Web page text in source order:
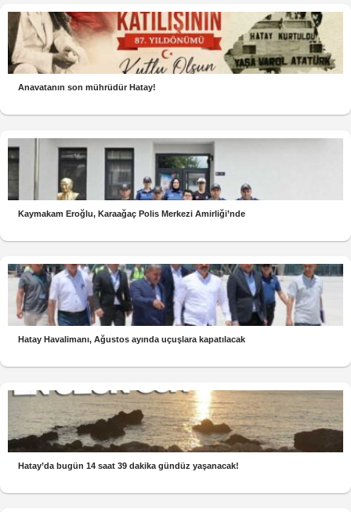
Anavatanın son mührüdür Hatay!
Kaymakam Eroğlu, Karaağaç Polis Merkezi Amirliği’nde
Hatay Havalimanı, Ağustos ayında uçuşlara kapatılacak
Hatay’da bugün 14 saat 39 dakika gündüz yaşanacak!